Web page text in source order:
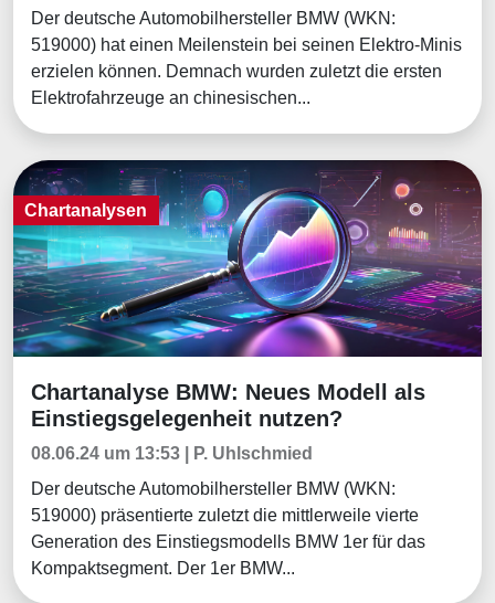
Der deutsche Automobilhersteller BMW (WKN:
519000) hat einen Meilenstein bei seinen Elektro-Minis
erzielen können. Demnach wurden zuletzt die ersten
Elektrofahrzeuge an chinesischen...
Chartanalysen
Chartanalysen
Chartanalyse BMW: Neues Modell als
Einstiegsgelegenheit nutzen?
08.06.24 um 13:53 | P. Uhlschmied
Der deutsche Automobilhersteller BMW (WKN:
519000) präsentierte zuletzt die mittlerweile vierte
Generation des Einstiegsmodells BMW 1er für das
Kompaktsegment. Der 1er BMW...